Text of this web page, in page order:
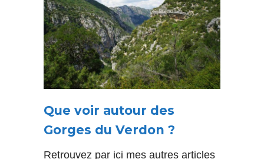
Que voir autour des
Gorges du Verdon ?
Retrouvez par ici mes autres articles